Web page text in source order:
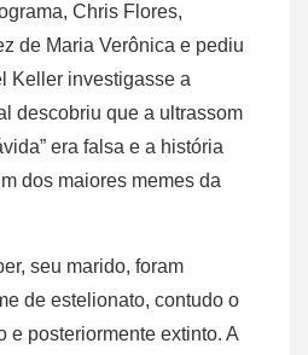
Chris Flores,
de Maria Verônica e pediu
Keller investigasse a
descobriu que a ultrassom
era falsa e a história
dos maiores memes da
seu marido, foram
de estelionato, contudo o
e posteriormente extinto. A